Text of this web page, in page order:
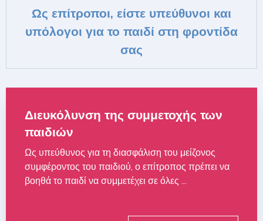
Ως επίτροποι, είστε υπεύθυνοι και
υπόλογοι για το παιδί στη φροντίδα
σας
Διευκόλυνση της συμμετοχής των
παιδιών
Ως υπεύθυνος για τη διασφάλιση του μείζονος
συμφέροντος του παιδιού, ο επίτροπος πρέπει να
βοηθά το παιδί να συμμετέχει σε όλες ...